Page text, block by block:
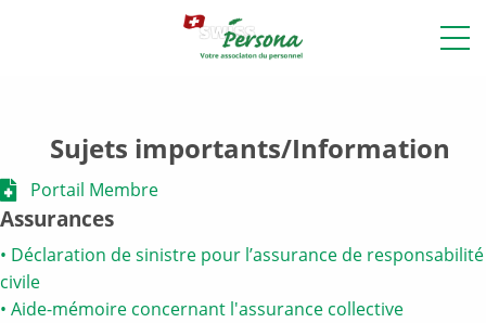
Sujets importants/Information
Portail Membre
Assurances
• Déclaration de sinistre pour l’assurance de responsabilité
civile
• Aide-mémoire concernant l'assurance collective